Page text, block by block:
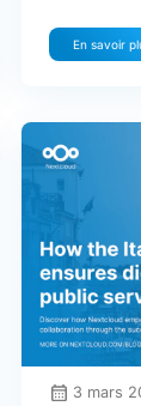
En savoir
3 mars